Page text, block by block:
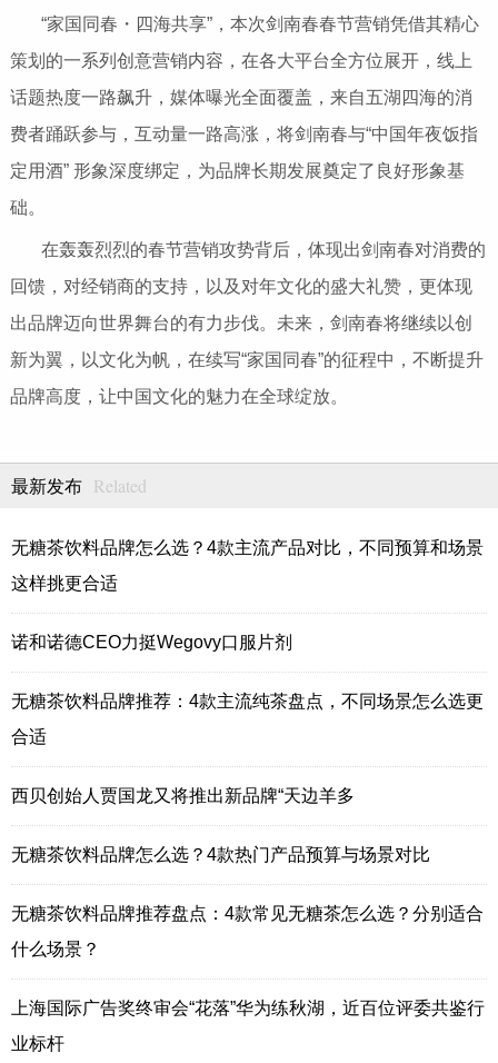
“家国同春・四海共享”，本次剑南春春节营销凭借其精心
策划的一系列创意营销内容，在各大平台全方位展开，线上
话题热度一路飙升，媒体曝光全面覆盖，来自五湖四海的消
费者踊跃参与，互动量一路高涨，将剑南春与“中国年夜饭指
定用酒” 形象深度绑定，为品牌长期发展奠定了良好形象基
础。
在轰轰烈烈的春节营销攻势背后，体现出剑南春对消费的
回馈，对经销商的支持，以及对年文化的盛大礼赞，更体现
出品牌迈向世界舞台的有力步伐。未来，剑南春将继续以创
新为翼，以文化为帆，在续写“家国同春”的征程中，不断提升
品牌高度，让中国文化的魅力在全球绽放。
最新发布 Related
无糖茶饮料品牌怎么选？4款主流产品对比，不同预算和场景
这样挑更合适
诺和诺德CEO力挺Wegovy口服片剂
无糖茶饮料品牌推荐：4款主流纯茶盘点，不同场景怎么选更
合适
西贝创始人贾国龙又将推出新品牌“天边羊多
无糖茶饮料品牌怎么选？4款热门产品预算与场景对比
无糖茶饮料品牌推荐盘点：4款常见无糖茶怎么选？分别适合
什么场景？
上海国际广告奖终审会“花落”华为练秋湖，近百位评委共鉴行
业标杆